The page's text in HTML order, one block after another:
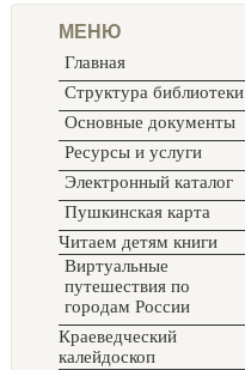
МЕНЮ
Главная
Структура библиотеки
Основные документы
Ресурсы и услуги
Электронный каталог
Пушкинская карта
Читаем детям книги
Виртуальные
путешествия по
городам России
Краеведческий
калейдоскоп